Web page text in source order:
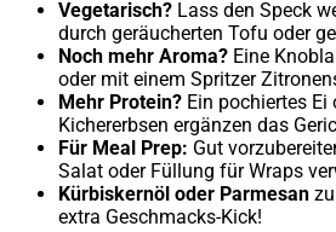
Vegetarisch? Lass den Speck
durch geräucherten Tofu oder
Noch mehr Aroma? Eine
oder mit einem Spritzer
Mehr Protein? Ein pochiertes
Kichererbsen ergänzen das
Für Meal Prep: Gut
Salat oder Füllung für Wraps
Kürbiskernöl oder Parmesan
extra Geschmacks-Kick!